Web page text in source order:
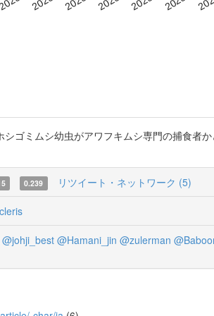
ゴミムシ幼虫がアワフキムシ専門の捕食者
0.239 リツイート・ネットワーク (5)
@johji_best @Hamani_jin @zulerman